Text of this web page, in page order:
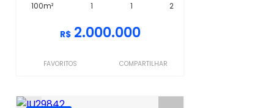
100m² 1 1 2
R$ 2.000.000
FAVORITOS COMPARTILHAR